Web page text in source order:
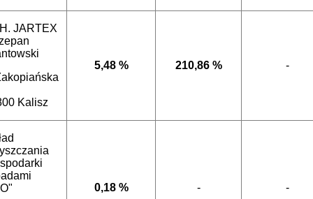
JARTEX
Kalisz
5,48 % 210,86 % -
0,18 % - -